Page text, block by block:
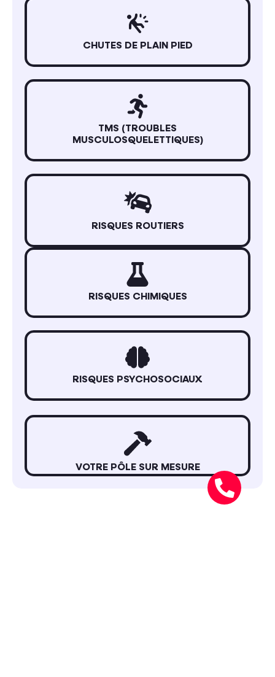
CHUTES DE PLAIN PIED
TMS (TROUBLES
MUSCULOSQUELETTIQUES)
RISQUES ROUTIERS
RISQUES CHIMIQUES
RISQUES PSYCHOSOCIAUX
VOTRE PÔLE SUR MESURE